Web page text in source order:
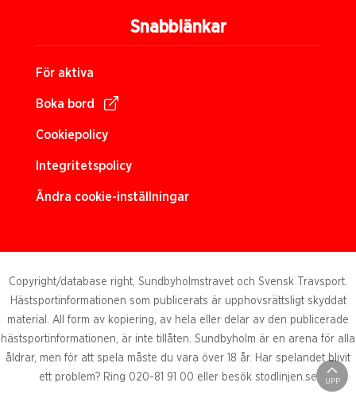
Snabblänkar
För aktiva
Boka bord
Cookiepolicy
Integritetspolicy
Ändra cookie-inställningar
UPP
Copyright/database right, Sundbyholmstravet och Svensk Travsport.
Hästsportinformationen som publicerats är upphovsrättsligt skyddat
material. All form av kopiering, av hela eller delar av den publicerade
hästsportinformationen, är inte tillåten. Sundbyholm är en arena för alla
åldrar, men för att spela måste du vara över 18 år. Har spelandet blivit
ett problem? Ring 020-81 91 00 eller besök stodlinjen.se